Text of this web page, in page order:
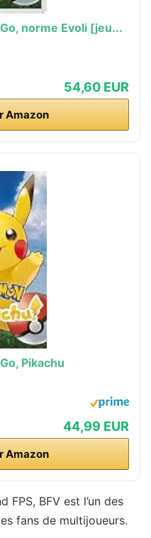
norme Evoli [jeu...
54,60 EUR
Amazon
Pikachu
44,99 EUR
Amazon
FPS, BFV est l’un des
fans de multijoueurs.